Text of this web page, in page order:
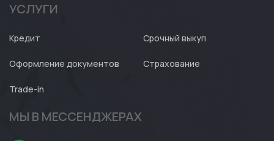
УСЛУГИ
Кредит Срочный выкуп
Оформление документов Страхование
Trade-in
МЫ В МЕССЕНДЖЕРАХ